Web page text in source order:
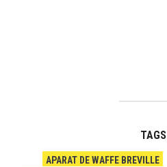
TAGS
APARAT DE WAFFE BREVILLE